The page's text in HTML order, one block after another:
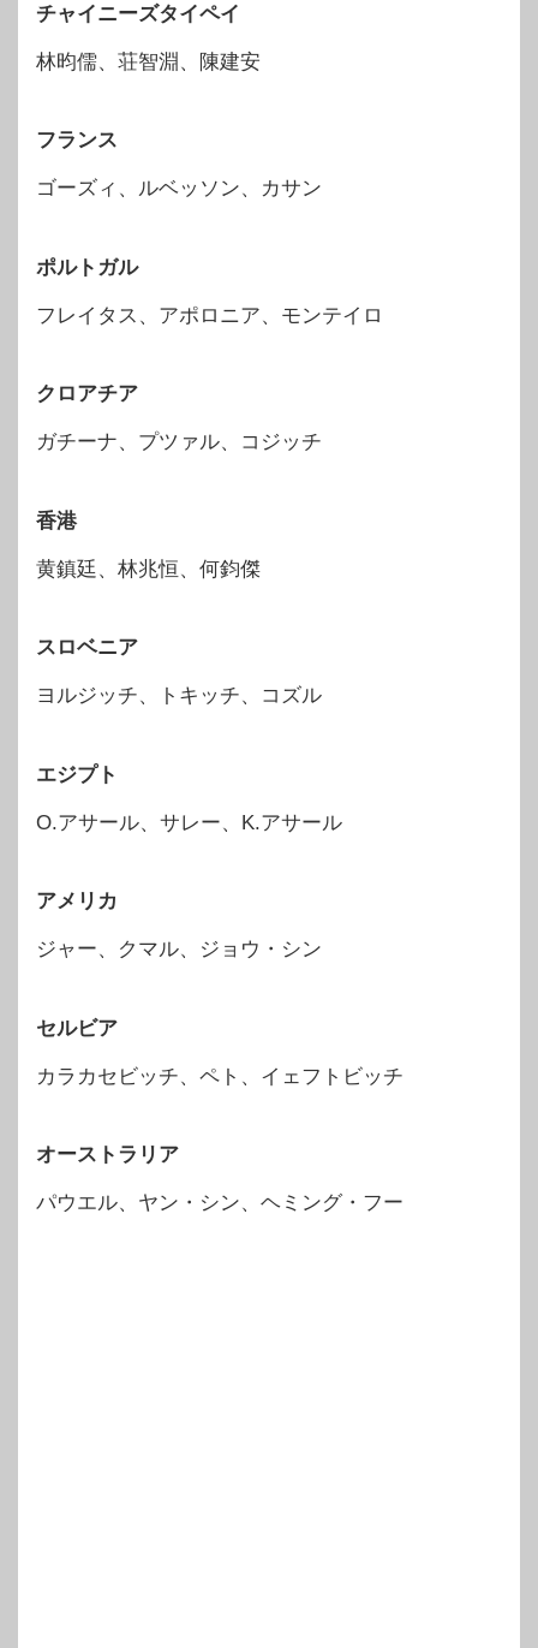
チャイニーズタイペイ
林昀儒、荘智淵、陳建安
フランス
ゴーズィ、ルベッソン、カサン
ポルトガル
フレイタス、アポロニア、モンテイロ
クロアチア
ガチーナ、プツァル、コジッチ
香港
黄鎮廷、林兆恒、何鈞傑
スロベニア
ヨルジッチ、トキッチ、コズル
エジプト
O.アサール、サレー、K.アサール
アメリカ
ジャー、クマル、ジョウ・シン
セルビア
カラカセビッチ、ペト、イェフトビッチ
オーストラリア
パウエル、ヤン・シン、ヘミング・フー